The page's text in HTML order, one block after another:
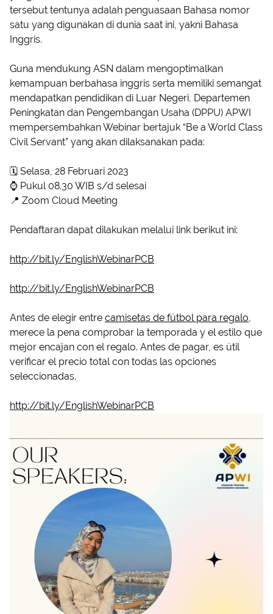
tersebut tentunya adalah penguasaan Bahasa nomor
satu yang digunakan di dunia saat ini, yakni Bahasa
Inggris.
Guna mendukung ASN dalam mengoptimalkan
kemampuan berbahasa inggris serta memiliki semangat
mendapatkan pendidikan di Luar Negeri, Departemen
Peningkatan dan Pengembangan Usaha (DPPU) APWI
mempersembahkan Webinar bertajuk “Be a World Class
Civil Servant” yang akan dilaksanakan pada:
🗓 Selasa, 28 Februari 2023
⌚ Pukul 08.30 WIB s/d selesai
📍 Zoom Cloud Meeting
Pendaftaran dapat dilakukan melalui link berikut ini:
http://bit.ly/EnglishWebinarPCB
http://bit.ly/EnglishWebinarPCB
Antes de elegir entre camisetas de fútbol para regalo
merece la pena comprobar la temporada y el estilo que
mejor encajan con el regalo. Antes de pagar, es útil
verificar el precio total con todas las opciones
seleccionadas.
http://bit.ly/EnglishWebinarPCB